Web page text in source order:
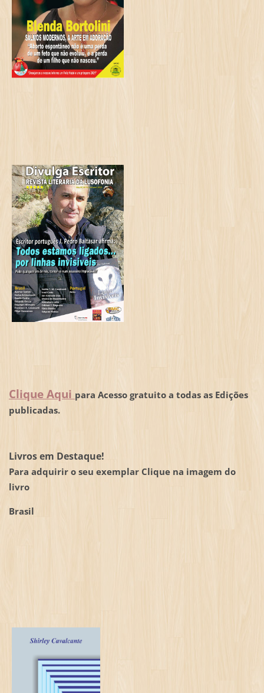
Clique Aqui para Acesso gratuito a todas as Edições
publicadas.
Livros em Destaque!
Para adquirir o seu exemplar Clique na imagem do
livro
Brasil